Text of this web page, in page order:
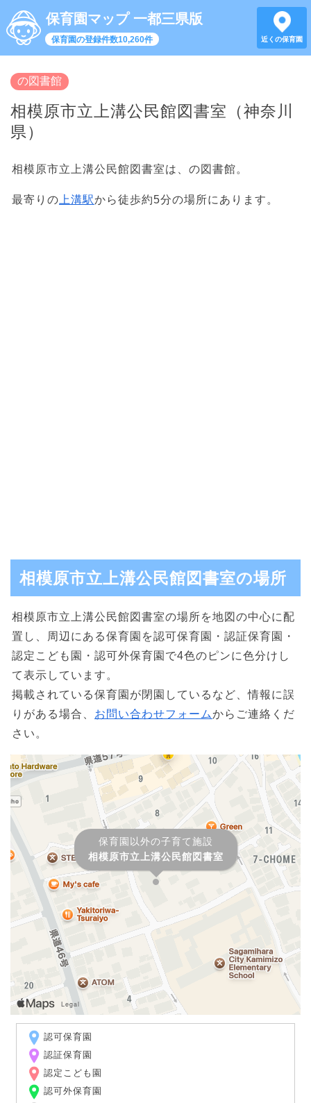
保育園マップ 一都三県版
保育園の登録件数10,260件 近くの保育園
の図書館
相模原市立上溝公民館図書室（神奈川
県）
相模原市立上溝公民館図書室は、の図書館。
最寄りの 上溝駅から徒歩約5分の場所にあります。
相模原市立上溝公民館図書室の場所
相模原市立上溝公民館図書室の場所を地図の中心に配
置し、周辺にある保育園を認可保育園・認証保育園・
認定こども園・認可外保育園で4色のピンに色分けし
て表示しています。
掲載されている保育園が閉園しているなど、情報に誤
りがある場合、 お問い合わせフォームからご連絡くだ
さい。
保育園以外の子育て施設
相模原市立上溝公民館図書室
認可保育園
認証保育園
認定こども園
認可外保育園